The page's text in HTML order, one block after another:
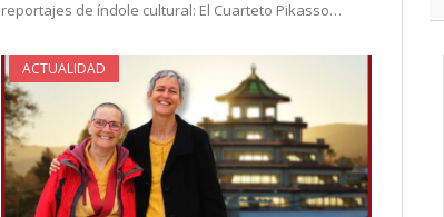
reportajes de índole cultural: El Cuarteto Pikasso…
ACTUALIDAD